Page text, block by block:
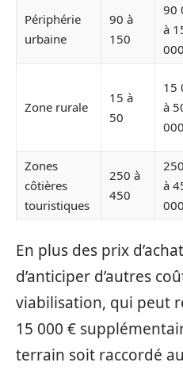
Périphérie
urbaine
90 à
150
90
à
000
Zone rurale
15 à
50
15
à
000
Zones
côtières
touristiques
250 à
450
à
000
En plus des prix
d’anticiper d’autres
viabilisation, qui peut
15 000 €
terrain soit raccordé